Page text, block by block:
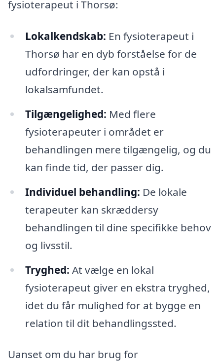
fysioterapeut i Thorsø:
Lokalkendskab: En fysioterapeut i
Thorsø har en dyb forståelse for de
udfordringer, der kan opstå i
lokalsamfundet.
Tilgængelighed: Med flere
fysioterapeuter i området er
behandlingen mere tilgængelig, og du
kan finde tid, der passer dig.
Individuel behandling: De lokale
terapeuter kan skræddersy
behandlingen til dine specifikke behov
og livsstil.
Tryghed: At vælge en lokal
fysioterapeut giver en ekstra tryghed,
idet du får mulighed for at bygge en
relation til dit behandlingssted.
Uanset om du har brug for